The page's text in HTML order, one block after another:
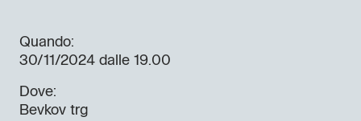
Quando:
30/11/2024 dalle 19.00
Dove:
Bevkov trg